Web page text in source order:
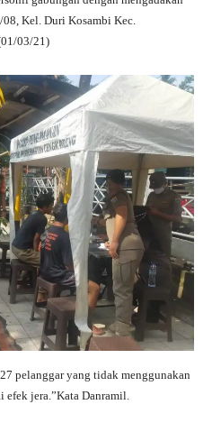
Kel. Duri Kosambi Kec.
03/21)
pelanggar yang tidak menggunakan
efek jera.”Kata Danramil.